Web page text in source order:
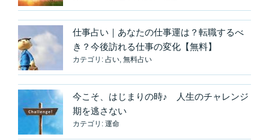
仕事占い｜あなたの仕事運は？転職するべ
き？今後訪れる仕事の変化【無料】
カテゴリ: 占い, 無料占い
今こそ、はじまりの時♪ 人生のチャレンジ
期を逃さない
カテゴリ: 運命